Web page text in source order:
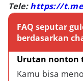
Tele:https://
FAQ seputar
berdasarkan
Urutan nonton
Kamu bisa